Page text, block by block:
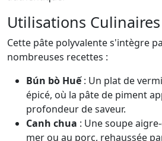
Utilisations Culinaires
Cette pâte polyvalente s'intègre
nombreuses recettes :
Bún bò Huế: Un plat de
épicé, où la pâte de piment
profondeur de saveur.
Canh chua : Une soupe
mer ou au porc, rehaussée